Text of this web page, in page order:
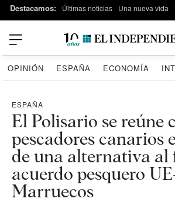
Destacamos: Últimas noticias Una nueva vida
OPINIÓN ESPAÑA ECONOMÍA
ESPAÑA
El Polisario se reúne
pescadores canarios
de una alternativa al
acuerdo pesquero
Marruecos